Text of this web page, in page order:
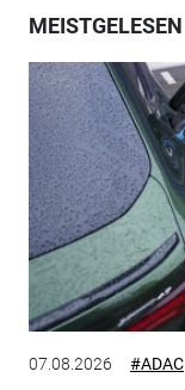
MEISTGELESEN
07.08.2026 #ADAC